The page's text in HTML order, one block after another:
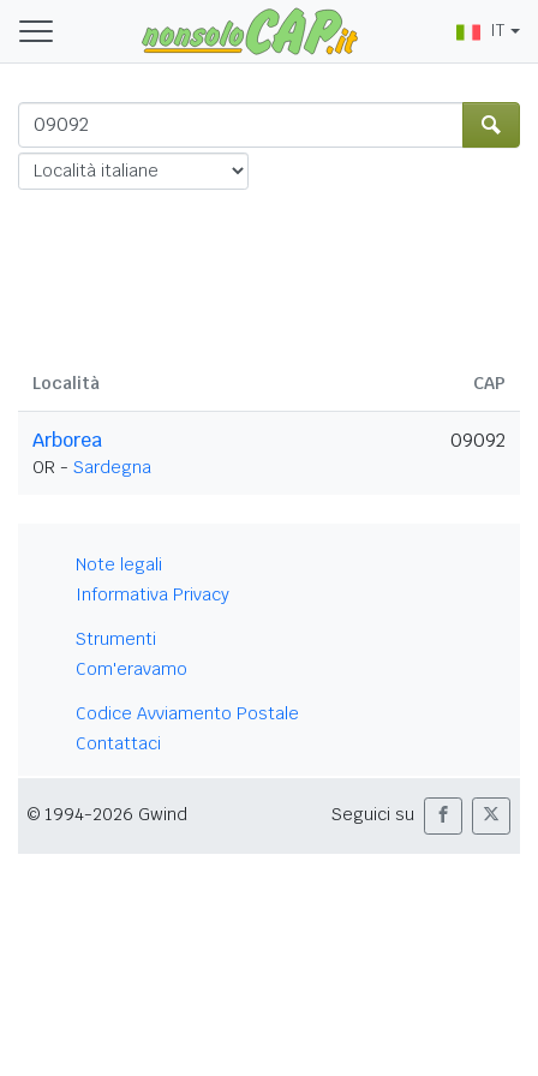
IT
Località CAP
Arborea
OR - Sardegna
09092
Note legali
Informativa Privacy
Strumenti
Com'eravamo
Codice Avviamento Postale
Contattaci
© 1994-2026 Gwind Seguici su